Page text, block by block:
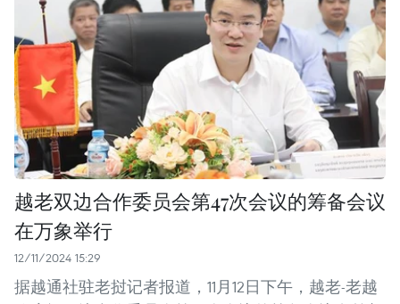
越老双边合作委员会第47次会议的筹备会议
在万象举行
12/11/2024 15:29
据越通社驻老挝记者报道，11月12日下午，越老-老越